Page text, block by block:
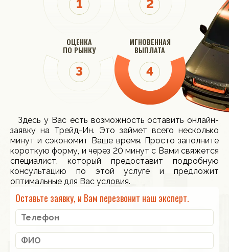
ОЦЕНКА
ПО РЫНКУ
МГНОВЕННАЯ
ВЫПЛАТА
Здесь у Вас есть возможность оставить онлайн-
заявку на Трейд-Ин. Это займет всего несколько
минут и сэкономит Ваше время. Просто заполните
короткую форму, и через 20 минут с Вами свяжется
специалист, который предоставит подробную
консультацию по этой услуге и предложит
оптимальные для Вас условия.
Оставьте заявку, и Вам перезвонит наш эксперт.